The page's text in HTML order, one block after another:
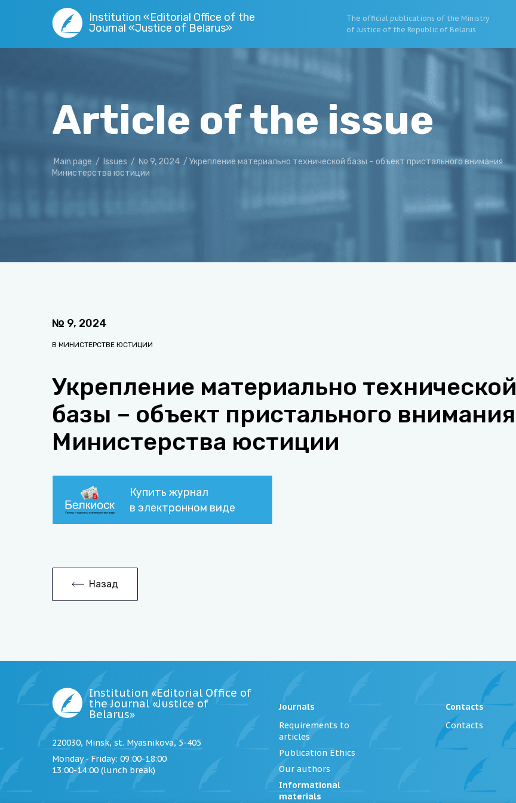
Institution «Editorial Office of the
Journal «Justice of Belarus»
The official publications of the Ministry
of Justice of the Republic of Belarus
Article of the issue
Main page / Issues / № 9, 2024 / Укрепление материально технической базы – объект пристального внимания
Министерства юстиции
№ 9, 2024
В МИНИСТЕРСТВЕ ЮСТИЦИИ
Укрепление материально технической
базы – объект пристального внимания
Министерства юстиции
Купить журнал
в электронном виде
Назад
Institution «Editorial Office of
the Journal «Justice of
Belarus»
220030, Minsk, st. Myasnikova, 5-405
Monday - Friday: 09:00-18:00
13:00-14:00 (lunch break)
Journals
Requirements to
articles
Publication Ethics
Our authors
Informational
materials
Contacts
Contacts